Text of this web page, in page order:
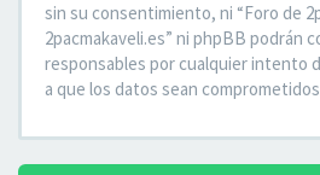
sin su consentimiento, ni “Foro de
2pacmakaveli.es” ni phpBB podrán
responsables por cualquier intento
a que los datos sean